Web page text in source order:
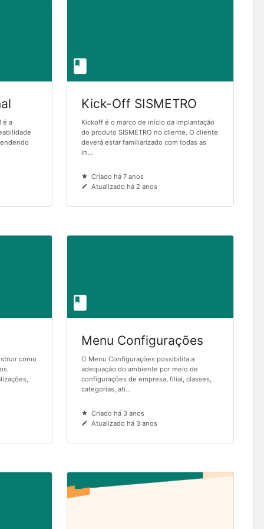
é a
Kick-Off SISMETRO
Kickoff é o marco de início da implantação
do produto SISMETRO no cliente. O cliente
deverá estar familiarizado com todas as
in...
Criado há 7 anos
Atualizado há 2 anos
como
Menu Configurações
O Menu Configurações possibilita a
adequação do ambiente por meio de
configurações de empresa, filial, classes,
categorias, ati...
Criado há 3 anos
Atualizado há 3 anos